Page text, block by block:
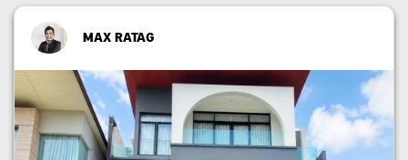
MAX RATAG